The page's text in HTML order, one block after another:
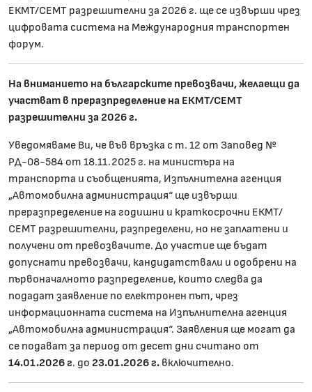
ЕКМТ/СЕМТ разрешителни за 2026 г. ще се извърши чрез
цифровата система на Международния транспортен
форум.
На вниманието на българските превозвачи, желаещи да
участват в преразпределение на ЕКМТ/СЕМТ
разрешителни за 2026 г.
Уведомяваме Ви, че във връзка с т. 12 от Заповед №
РД-08-584 от 18.11.2025 г. на министъра на
транспорта и съобщенията, Изпълнителна агенция
„Автомобилна администрация“ ще извърши
преразпределение на годишни и краткосрочни ЕКМТ/
СЕМТ разрешителни, разпределени, но не заплатени и
получени от превозвачите. До участие ще бъдат
допуснати превозвачи, кандидатствали и одобрени на
първоначалното разпределение, които следва да
подадат заявление по електронен път, чрез
информационната система на Изпълнителна агенция
„Автомобилна администрация“. Заявления ще могат да
се подават за период от десет дни считано от
14.01.2026 г. до 23.01.2026 г. включително.